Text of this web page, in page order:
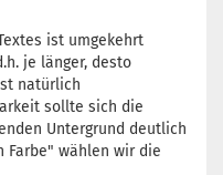
ist umgekehrt
je länger, desto
natürlich
sollte sich die
Untergrund deutlich
Farbe" wählen wir die